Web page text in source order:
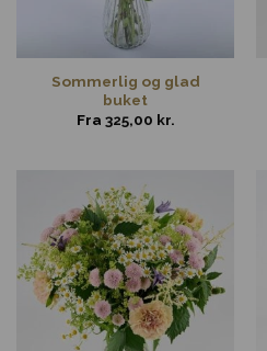
Sommerlig og glad
buket
Fra 325,00 kr.